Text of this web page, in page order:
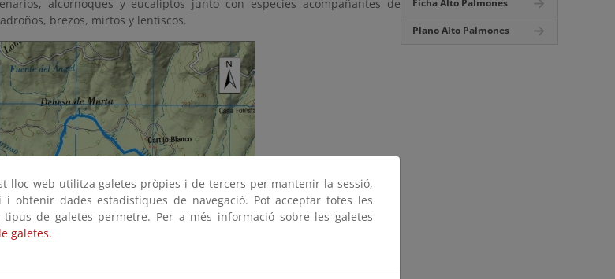
alcornoques y eucaliptos junto con especies acompañantes de
brezos, mirtos y lentiscos.
Ficha Alto Palmones
Plano Alto Palmones
lloc web utilitza galetes pròpies i de tercers per mantenir la sessió,
i obtenir dades estadístiques de navegació. Pot acceptar totes les
de galetes permetre. Per a més informació sobre les galetes
galetes.